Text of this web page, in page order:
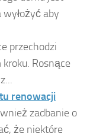
aby
przechodzi
Rosnące
renowacji
zadbanie o
że niektóre